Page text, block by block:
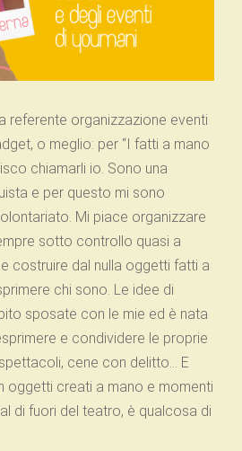
referente organizzazione eventi
o meglio: per “I fatti a mano
chiamarli io. Sono una
e per questo mi sono
Mi piace organizzare
sotto controllo quasi a
costruire dal nulla oggetti fatti a
chi sono. Le idee di
sposate con le mie ed è nata
e condividere le proprie
cene con delitto… E
oggetti creati a mano e momenti
di fuori del teatro, è qualcosa di